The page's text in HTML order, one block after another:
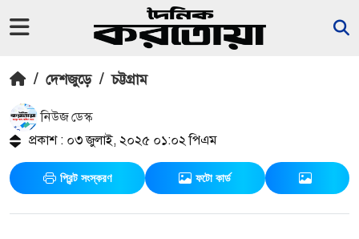
/ দেশজুড়ে / চট্টগ্রাম
নিউজ ডেস্ক
প্রকাশ : ০৩ জুলাই, ২০২৫ ০১:০২ পিএম
প্রিন্ট সংস্করণ ফটো কার্ড